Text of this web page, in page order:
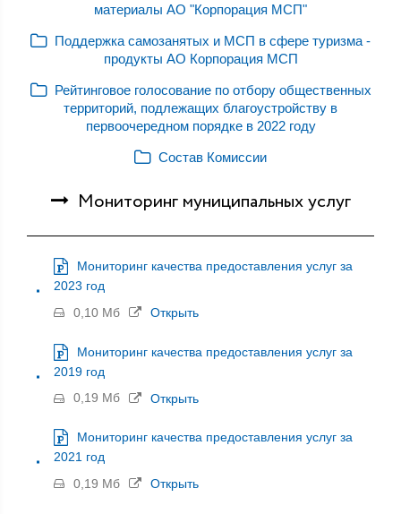
материалы АО "Корпорация МСП"
Поддержка самозанятых и МСП в сфере туризма -
продукты АО Корпорация МСП
Рейтинговое голосование по отбору общественных
территорий, подлежащих благоустройству в
первоочередном порядке в 2022 году
Состав Комиссии
Мониторинг муниципальных услуг
Мониторинг качества предоставления услуг за
2023 год
0,10 Мб
Открыть
Мониторинг качества предоставления услуг за
2019 год
0,19 Мб
Открыть
Мониторинг качества предоставления услуг за
2021 год
0,19 Мб
Открыть